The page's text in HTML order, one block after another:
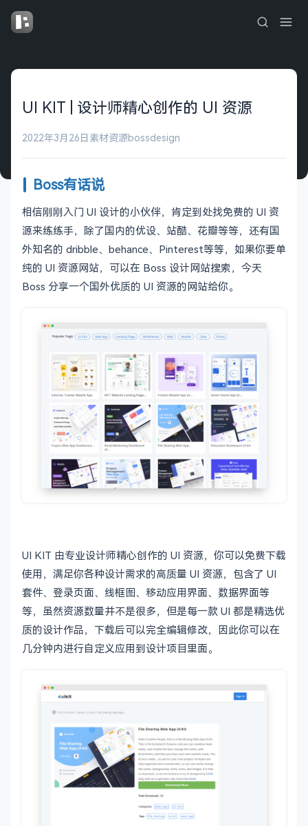
UI KIT | 设计师精心创作的 UI 资源
2022年3月26日 素材资源bossdesign
Boss有话说
相信刚刚入门 UI 设计的小伙伴，肯定到处找免费的 UI 资
源来练练手，除了国内的优设、站酷、花瓣等等，还有国
外知名的 dribble、behance、Pinterest等等，如果你要单
纯的 UI 资源网站，可以在 Boss 设计网站搜索，今天
Boss 分享一个国外优质的 UI 资源的网站给你。
UI KIT 由专业设计师精心创作的 UI 资源，你可以免费下载
使用，满足你各种设计需求的高质量 UI 资源，包含了 UI
套件、登录页面、线框图、移动应用界面、数据界面等
等，虽然资源数量并不是很多，但是每一款 UI 都是精选优
质的设计作品，下载后可以完全编辑修改，因此你可以在
几分钟内进行自定义应用到设计项目里面。